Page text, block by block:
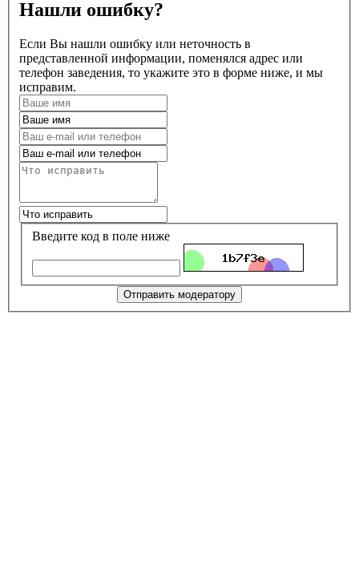
Нашли ошибку?
Если Вы нашли ошибку или неточность в
представленной информации, поменялся адрес или
телефон заведения, то укажите это в форме ниже, и мы
исправим.
Введите код в поле ниже
Отправить модератору